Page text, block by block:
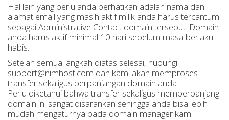
Hal lain yang perlu anda perhatikan adalah nama dan
alamat email yang masih aktif milik anda harus tercantum
sebagai Administrative Contact domain tersebut. Domain
anda harus aktif minimal 10 hari sebelum masa berlaku
habis.
Setelah semua langkah diatas selesai, hubungi
support@nimhost.com dan kami akan memproses
transfer sekaligus perpanjangan domain anda.
Perlu diketahui bahwa transfer sekaligus memperpanjang
domain ini sangat disarankan sehingga anda bisa lebih
mudah mengaturnya pada domain manager kami